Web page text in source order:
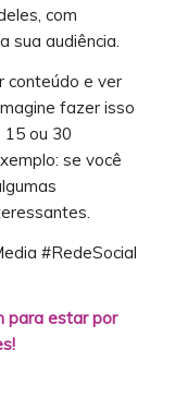
com
sua audiência.
conteúdo e ver
fazer isso
15 ou 30
se você
#RedeSocial
para estar por